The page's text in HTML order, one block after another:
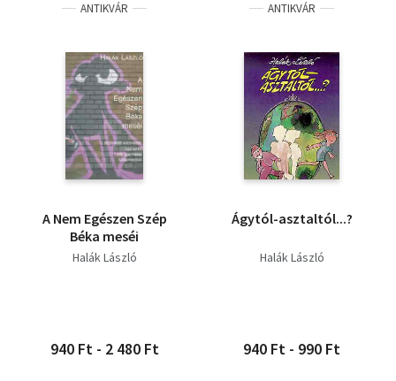
ANTIKVÁR
A Nem Egészen Szép
Béka meséi
Halák László
940 Ft - 2 480 Ft
ANTIKVÁR
Ágytól-asztaltól...?
Halák László
940 Ft - 990 Ft